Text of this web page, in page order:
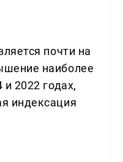
почти на
наиболее
2022 годах,
индексация